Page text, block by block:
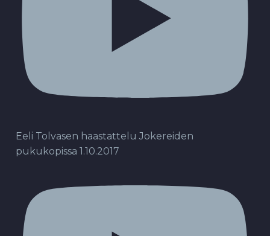
Eeli Tolvasen haastattelu Jokereiden
pukukopissa 1.10.2017